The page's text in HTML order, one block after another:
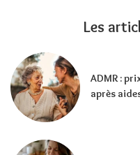
Les
ADMR :
après